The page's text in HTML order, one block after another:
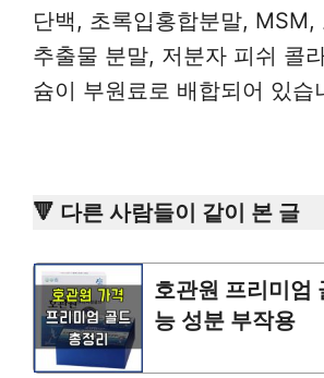
단백, 초록입홍합분말, MSM,
추출물 분말, 저분자 피쉬 콜
슘이 부원료로 배합되어 있습
🔻 다른 사람들이 같이 본 글
호관원 프리미엄
능 성분 부작용